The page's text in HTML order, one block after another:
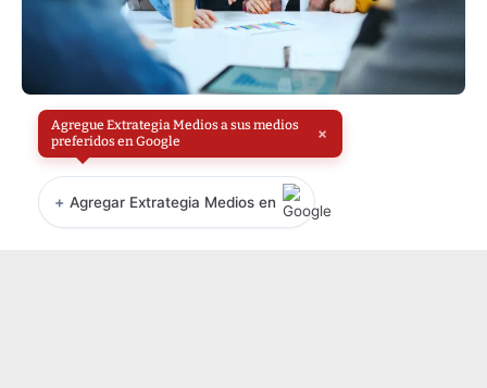
Agregue Extrategia Medios a sus medios
preferidos en Google
×
+ Agregar Extrategia Medios en